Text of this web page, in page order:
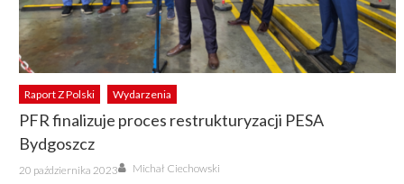
Raport Z Polski Wydarzenia
PFR finalizuje proces restrukturyzacji PESA
Bydgoszcz
Posted
on
20 października 2023 Author
Michał Ciechowski